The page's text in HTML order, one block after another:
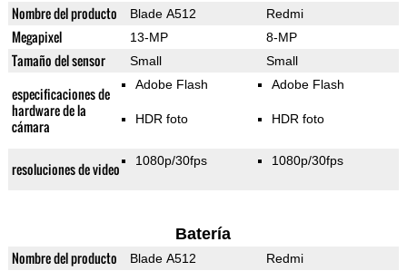
Nombre del producto Blade A512 Redmi
Megapixel 13-MP 8-MP
Tamaño del sensor Small Small
especificaciones de
hardware de la
cámara
Adobe Flash
HDR foto
Adobe Flash
HDR foto
resoluciones de video 1080p/30fps 1080p/30fps
Batería
Nombre del producto Blade A512 Redmi